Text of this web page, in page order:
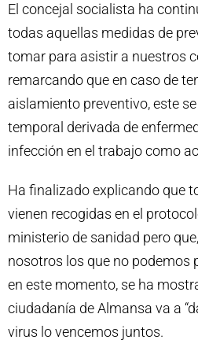
El concejal socialista ha
todas aquellas medidas de
tomar para asistir a nuestros
remarcando que en caso de
aislamiento preventivo, este
temporal derivada de
infección en el trabajo como
Ha finalizado explicando que
vienen recogidas en el
ministerio de sanidad pero
nosotros los que no podemos
en este momento, se ha
ciudadanía de Almansa va a
virus lo vencemos juntos.